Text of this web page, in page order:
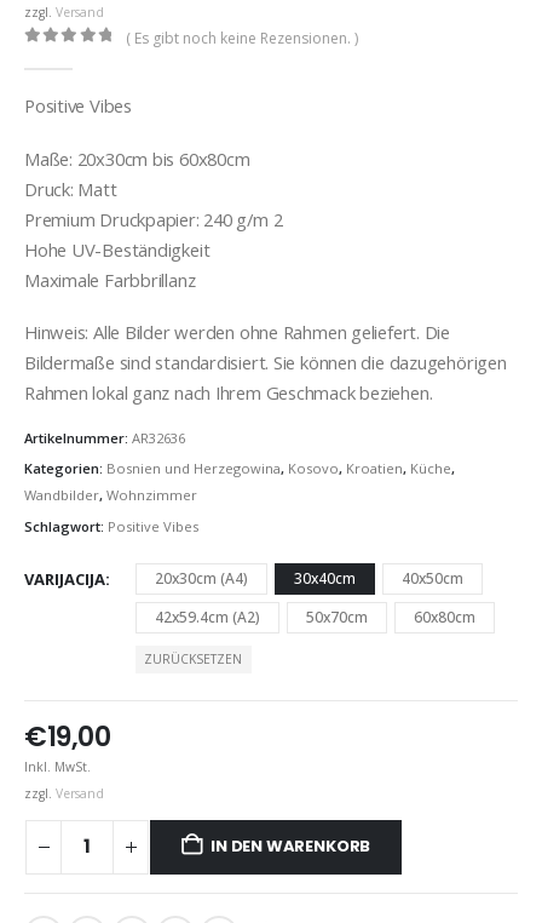
zzgl. Versand
( Es gibt noch keine Rezensionen. )
Positive Vibes
Maße: 20x30cm bis 60x80cm
Druck: Matt
Premium Druckpapier: 240 g/m 2
Hohe UV-Beständigkeit
Maximale Farbbrillanz
Hinweis: Alle Bilder werden ohne Rahmen geliefert. Die
Bildermaße sind standardisiert. Sie können die dazugehörigen
Rahmen lokal ganz nach Ihrem Geschmack beziehen.
Artikelnummer: AR32636
Kategorien: Bosnien und Herzegowina, Kosovo, Kroatien, Küche,
Wandbilder, Wohnzimmer
Schlagwort: Positive Vibes
VARIJACIJA 20x30cm (A4) 30x40cm
40x50cm
42x59.4cm (A2)
50x70cm 60x80cm
ZURÜCKSETZEN
€19,00
Inkl. MwSt.
zzgl. Versand
IN DEN WARENKORB